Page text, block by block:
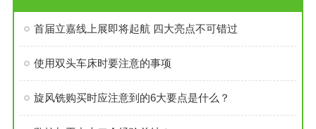
首届立嘉线上展即将起航 四大亮点不可错过
使用双头车床时要注意的事项
旋风铣购买时应注意到的6大要点是什么？